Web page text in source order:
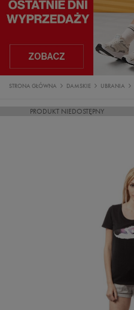
STRONA GŁÓWNA DAMSKIE UBRANIA
PRODUKT NIEDOSTĘPNY